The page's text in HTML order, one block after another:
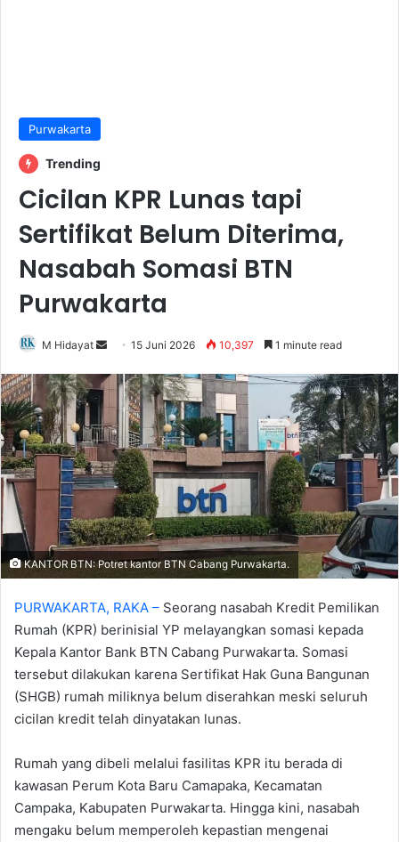
Purwakarta
Trending
Cicilan KPR Lunas tapi
Sertifikat Belum Diterima,
Nasabah Somasi BTN
Purwakarta
M Hidayat
Send
email
15 Juni 2026 10,397 1 minute read
‎KANTOR BTN: Potret kantor BTN Cabang Purwakarta.
PURWAKARTA, RAKA – Seorang nasabah Kredit Pemilikan
Rumah (KPR) berinisial YP melayangkan somasi kepada
Kepala Kantor Bank BTN Cabang Purwakarta. Somasi
tersebut dilakukan karena Sertifikat Hak Guna Bangunan
(SHGB) rumah miliknya belum diserahkan meski seluruh
cicilan kredit telah dinyatakan lunas.
‎Rumah yang dibeli melalui fasilitas KPR itu berada di
kawasan Perum Kota Baru Camapaka, Kecamatan
Campaka, Kabupaten Purwakarta. Hingga kini, nasabah
mengaku belum memperoleh kepastian mengenai